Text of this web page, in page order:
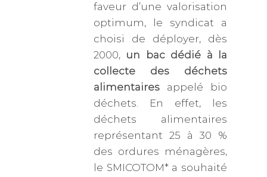
faveur d’une valorisation
optimum, le syndicat a
choisi de déployer, dès
2000, un bac dédié à la
collecte des déchets
alimentairesappelé bio
déchets. En effet, les
déchets alimentaires
représentant 25 à 30 %
des ordures ménagères,
le SMICOTOM* a souhaité